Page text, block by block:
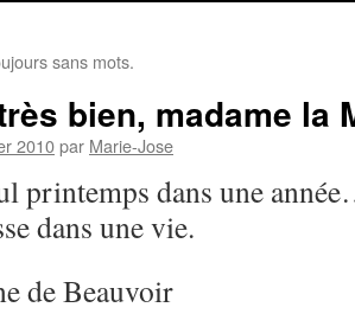
sans mots.
bien, madame la
2010par Marie-Jose
printemps dans une
dans une vie.
de Beauvoir